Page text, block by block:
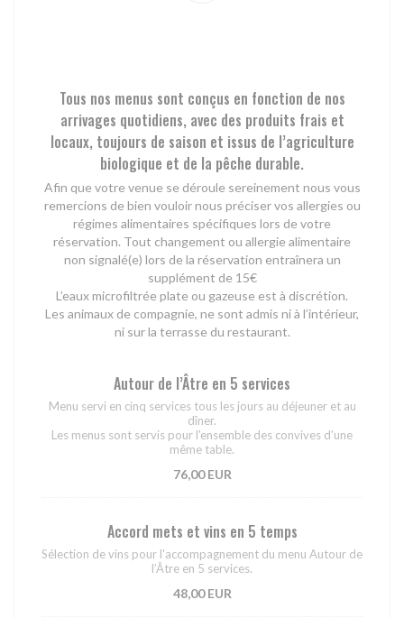
Tous nos menus sont conçus en fonction de nos
arrivages quotidiens, avec des produits frais et
locaux, toujours de saison et issus de l’agriculture
biologique et de la pêche durable.
Afin que votre venue se déroule sereinement nous vous
remercions de bien vouloir nous préciser vos allergies ou
régimes alimentaires spécifiques lors de votre
réservation. Tout changement ou allergie alimentaire
non signalé(e) lors de la réservation entraînera un
supplément de 15€
L’eaux microfiltrée plate ou gazeuse est à discrétion.
Les animaux de compagnie, ne sont admis ni à l’intérieur,
ni sur la terrasse du restaurant.
Autour de l’Âtre en 5 services
Menu servi en cinq services tous les jours au déjeuner et au
dîner.
Les menus sont servis pour l'ensemble des convives d'une
même table.
76,00 EUR
Accord mets et vins en 5 temps
Sélection de vins pour l'accompagnement du menu Autour de
l’Âtre en 5 services.
48,00 EUR